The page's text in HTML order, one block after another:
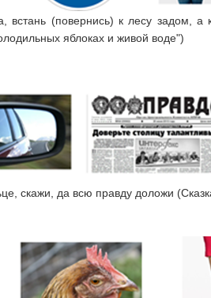
встань (повернись) к лесу задом,
яблоках и живой воде")
скажи, да всю правду доложи